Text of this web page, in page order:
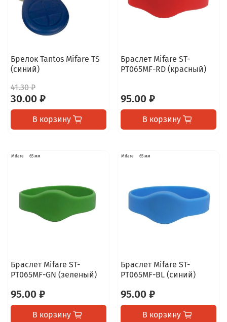
Брелок Tantos Mifare TS
(синий)
41.30 ₽
30.00 ₽
В корзину
Браслет Mifare ST-
PT065MF-RD (красный)
95.00 ₽
В корзину
Mifare 65 мм
Браслет Mifare ST-
PT065MF-GN (зеленый)
95.00 ₽
В корзину
Mifare 65 мм
Браслет Mifare ST-
PT065MF-BL (синий)
95.00 ₽
В корзину